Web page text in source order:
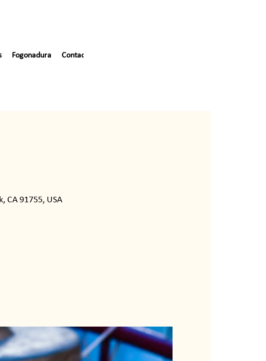
Fogonadura Contacto
CA 91755, USA